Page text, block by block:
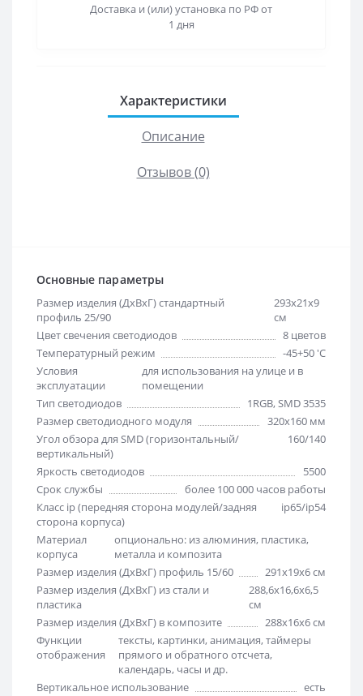
Доставка и (или) установка по РФ от
1 дня
Характеристики
Описание
Отзывов (0)
Основные параметры
Размер изделия (ДхВхГ) стандартный
профиль 25/90
293х21х9
см
Цвет свечения светодиодов
8 цветов
Температурный режим
-45+50 'C
Условия
эксплуатации
для использования на улице и в
помещении
Тип светодиодов
1RGB, SMD 3535
Размер светодиодного модуля
320х160 мм
Угол обзора для SMD (горизонтальный/
вертикальный)
160/140
Яркость светодиодов
5500
Срок службы
более 100 000 часов работы
Класс ip (передняя сторона модулей/задняя
сторона корпуса)
ip65/ip54
Материал
корпуса
опционально: из алюминия, пластика,
металла и композита
Размер изделия (ДхВхГ) профиль 15/60
291х19х6 см
Размер изделия (ДхВхГ) из стали и
пластика
288,6х16,6х6,5
см
Размер изделия (ДхВхГ) в композите
288х16х6 см
Функции
отображения
тексты, картинки, анимация, таймеры
прямого и обратного отсчета,
календарь, часы и др.
Вертикальное использование
есть